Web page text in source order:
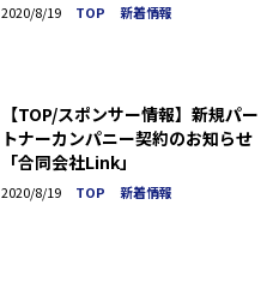
2020/8/19 TOP 新着情報
【TOP/スポンサー情報】新規パー
トナーカンパニー契約のお知らせ
「合同会社Link」
2020/8/19 TOP 新着情報